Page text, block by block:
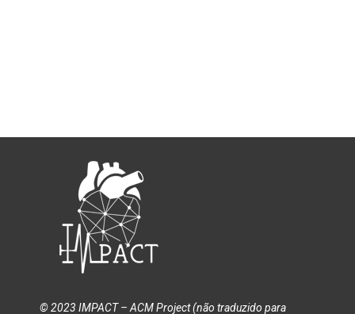
© 2023 IMPACT – ACM Project (não traduzido para